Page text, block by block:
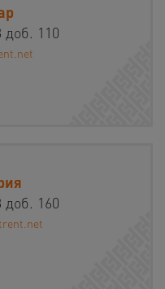
доб. 110
доб. 160